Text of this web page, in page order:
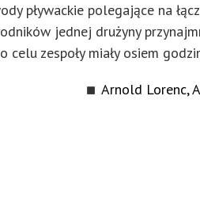
pływackie polegające na
jednej drużyny
celu zespoły miały osiem
Arnold Lorenc,